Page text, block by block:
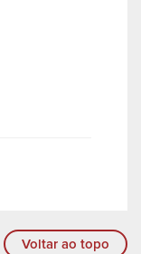
Voltar ao topo